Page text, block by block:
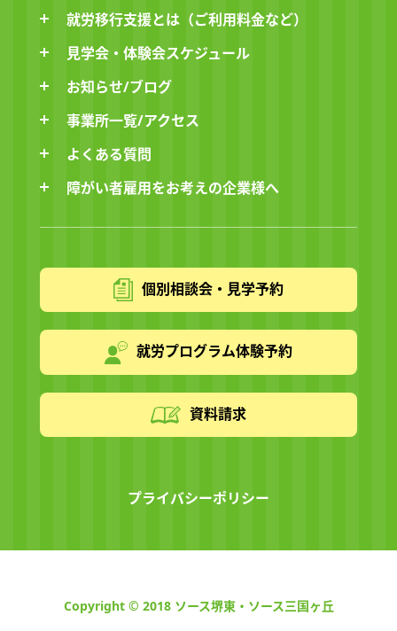
就労移行支援とは（ご利用料金など）
見学会・体験会スケジュール
お知らせ/ブログ
事業所一覧/アクセス
よくある質問
障がい者雇用をお考えの企業様へ
個別相談会・見学予約
就労プログラム体験予約
資料請求
プライバシーポリシー
Copyright © 2018 ソース堺東・ソース三国ヶ丘